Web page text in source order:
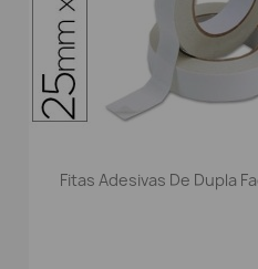
Vista rápida
Fitas Adesivas De Dupla